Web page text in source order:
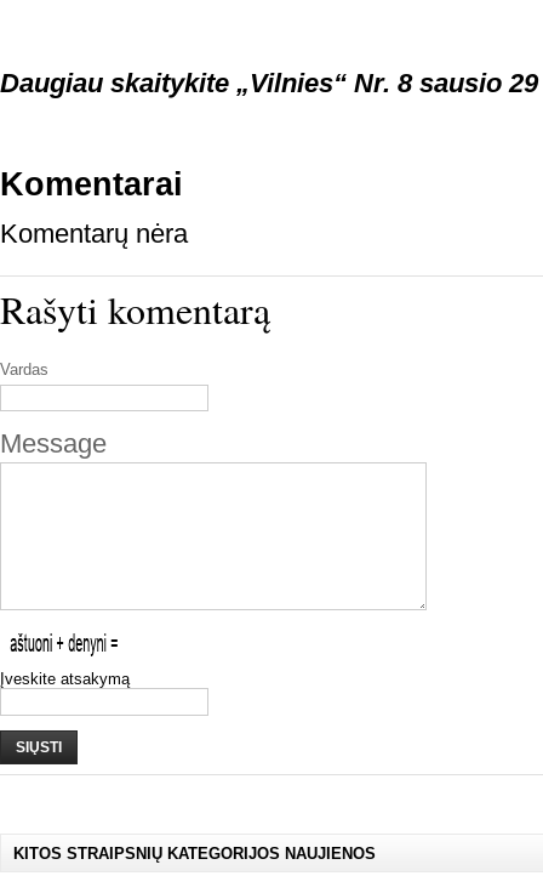
Daugiau skaitykite „Vilnies“ Nr. 8 sausio
Komentarai
Komentarų nėra
Rašyti komentarą
Vardas
Message
Įveskite atsakymą
SIŲSTI
KITOS STRAIPSNIŲ KATEGORIJOS NAUJIENOS